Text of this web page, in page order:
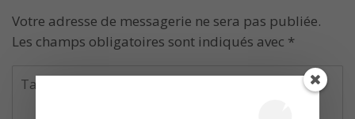
Votre adresse de messagerie ne sera pas publiée.
Les champs obligatoires sont indiqués avec *